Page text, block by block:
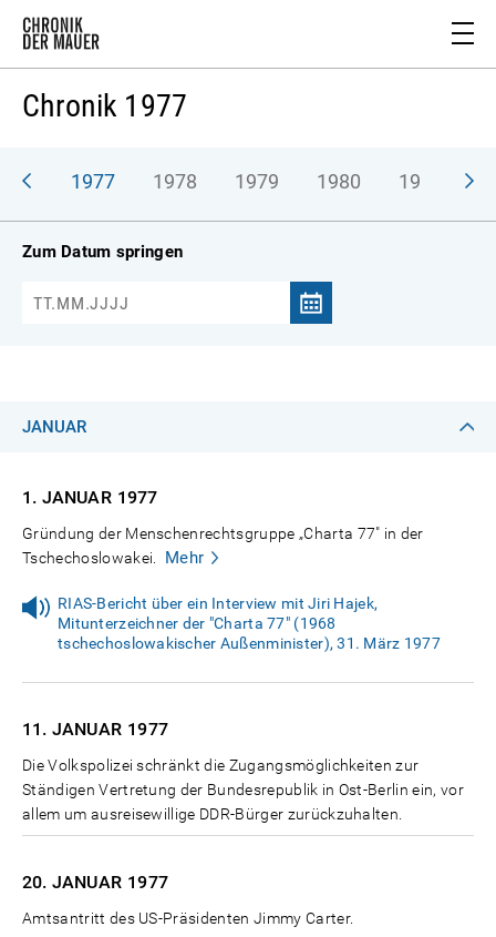
Chronik 1977
1977 1978 1979 1980 1981
Zum Datum springen
JANUAR
1. JANUAR 1977
Gründung der Menschenrechtsgruppe „Charta 77" in der
Tschechoslowakei.
Mehr
RIAS-Bericht über ein Interview mit Jiri Hajek,
Mitunterzeichner der "Charta 77" (1968
tschechoslowakischer Außenminister), 31. März 1977
11. JANUAR 1977
Die Volkspolizei schränkt die Zugangsmöglichkeiten zur
Ständigen Vertretung der Bundesrepublik in Ost-Berlin ein, vor
allem um ausreisewillige DDR-Bürger zurückzuhalten.
20. JANUAR 1977
Amtsantritt des US-Präsidenten Jimmy Carter.